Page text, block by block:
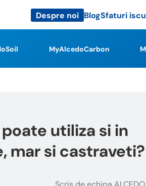
MyAlcedoCarbon
Despre noi BlogSfaturi
poate utiliza si in
mar si castraveti?